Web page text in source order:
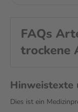
Wechselwirkungen
Artelac Splash
ein Abstand von
Wie wird
1. Trenne vorsichtig
FAQs
trockene
Hinweistexte
Dies ist ein